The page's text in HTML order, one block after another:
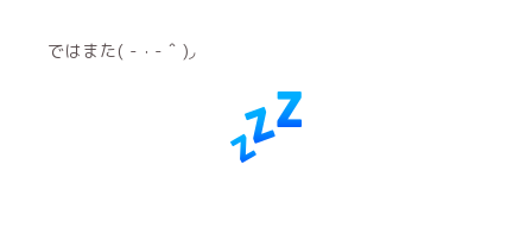
ではまた( - · - ˆ )◞